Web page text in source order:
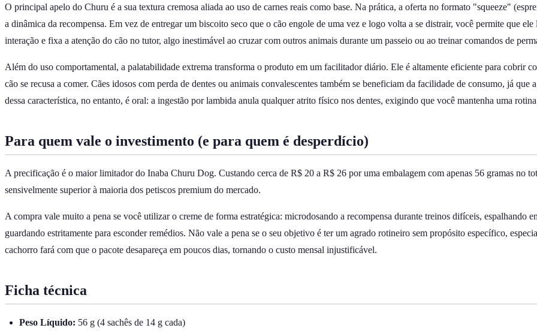
O principal apelo do Churu é a sua textura cremosa aliada ao uso de carnes reais como base. Na prática, a oferta no formato "squeeze"
a dinâmica da recompensa. Em vez de entregar um biscoito seco que o cão engole de uma vez e logo volta a se distrair, você permite que
interação e fixa a atenção do cão no tutor, algo inestimável ao cruzar com outros animais durante um passeio ou ao treinar comandos de
Além do uso comportamental, a palatabilidade extrema transforma o produto em um facilitador diário. Ele é altamente eficiente para cobrir
cão se recusa a comer. Cães idosos com perda de dentes ou animais convalescentes também se beneficiam da facilidade de consumo, já
dessa característica, no entanto, é oral: a ingestão por lambida anula qualquer atrito físico nos dentes, exigindo que você mantenha uma
Para quem vale o investimento (e para quem é desperdício)
A precificação é o maior limitador do Inaba Churu Dog. Custando cerca de R$ 20 a R$ 26 por uma embalagem com apenas 56 gramas no
sensivelmente superior à maioria dos petiscos premium do mercado.
A compra vale muito a pena se você utilizar o creme de forma estratégica: microdosando a recompensa durante treinos difíceis, espalhando
guardando estritamente para esconder remédios. Não vale a pena se o seu objetivo é ter um agrado rotineiro sem propósito específico,
cachorro fará com que o pacote desapareça em poucos dias, tornando o custo mensal injustificável.
Ficha técnica
Peso Líquido: 56 g (4 sachês de 14 g cada)